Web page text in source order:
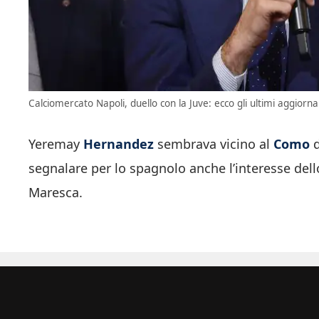
Calciomercato Napoli, duello con la Juve: ecco gli ultimi
Yeremay Hernandez sembrava vicino al Como
segnalare per lo spagnolo anche l’interesse
Maresca.